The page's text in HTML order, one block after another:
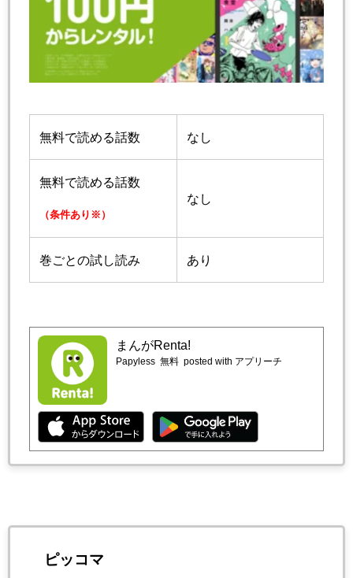
無料で読める話数 なし
無料で読める話数
（条件あり※）
なし
巻ごとの試し読み あり
まんがRenta!
Papyless 無料 posted with アプリーチ
ピッコマ